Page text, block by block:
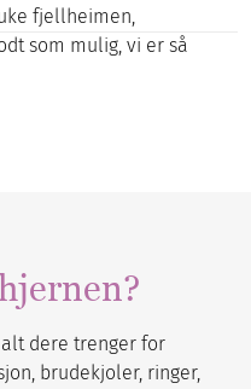
fjellheimen,
som mulig, vi er så
dere trenger for
brudekjoler, ringer,